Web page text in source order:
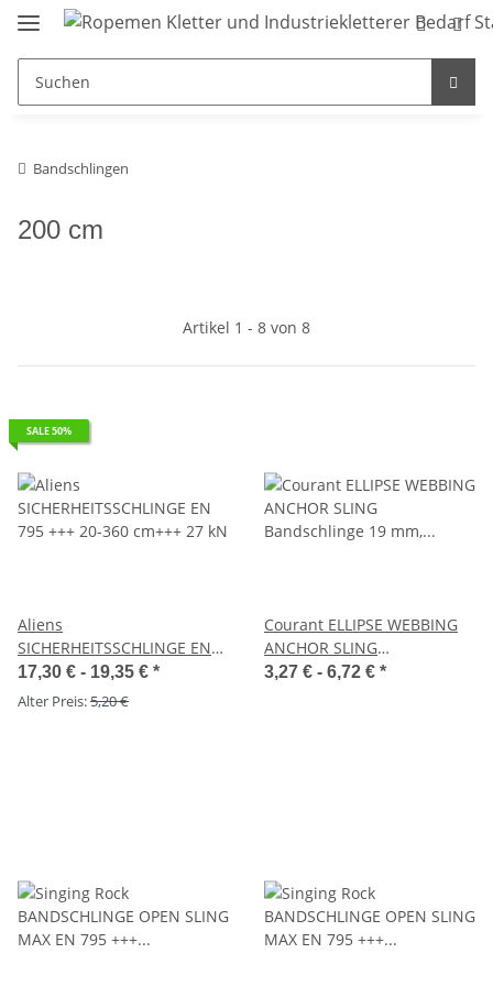
Bandschlingen
200 cm
Artikel 1 - 8 von 8
SALE 50%
Aliens
SICHERHEITSSCHLINGE EN
795 +++ 20-360 cm+++ 27 kN
17,30 € - 19,35 € *
Alter Preis:5,20 €
Courant ELLIPSE WEBBING
ANCHOR SLING
Bandschlinge 19 mm, 22 kN,
3,27 € - 6,72 € *